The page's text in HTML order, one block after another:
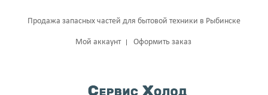
Продажа запасных частей для бытовой техники в Рыбинске
Мой аккаунт Оформить заказ